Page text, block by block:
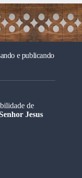
e publicando
de
Jesus